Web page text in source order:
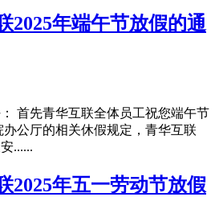
2025年端午节放假的通
首先青华互联全体员工祝您端午节
公厅的相关休假规定，青华互联
......
2025年五一劳动节放假